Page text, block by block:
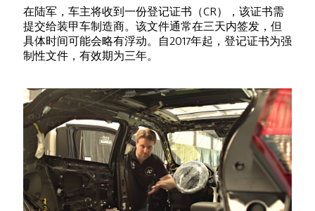
在陆军，车主将收到一份登记证书（CR），该证书需
提交给装甲车制造商。该文件通常在三天内签发，但
具体时间可能会略有浮动。自2017年起，登记证书为强
制性文件，有效期为三年。